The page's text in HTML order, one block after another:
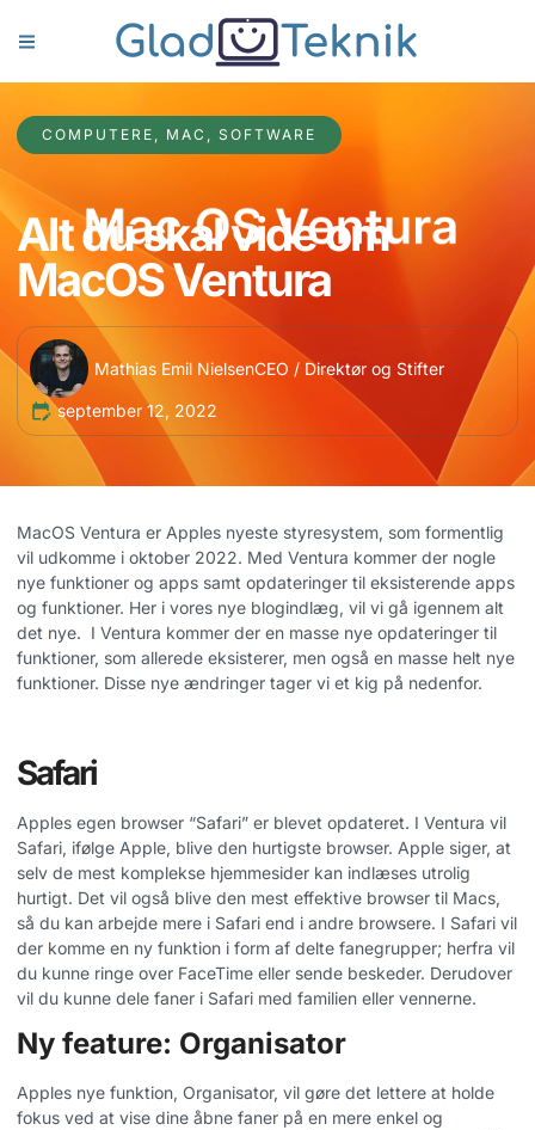
COMPUTERE , MAC , SOFTWARE
Alt du skal vide om
MacOS Ventura
Mathias Emil NielsenCEO / Direktør og Stifter
september 12, 2022
MacOS Ventura er Apples nyeste styresystem, som formentlig
vil udkomme i oktober 2022. Med Ventura kommer der nogle
nye funktioner og apps samt opdateringer til eksisterende apps
og funktioner. Her i vores nye blogindlæg, vil vi gå igennem alt
det nye. I Ventura kommer der en masse nye opdateringer til
funktioner, som allerede eksisterer, men også en masse helt nye
funktioner. Disse nye ændringer tager vi et kig på nedenfor.
Safari
Apples egen browser “Safari” er blevet opdateret. I Ventura vil
Safari, ifølge Apple, blive den hurtigste browser. Apple siger, at
selv de mest komplekse hjemmesider kan indlæses utrolig
hurtigt. Det vil også blive den mest effektive browser til Macs,
så du kan arbejde mere i Safari end i andre browsere. I Safari vil
der komme en ny funktion i form af delte fanegrupper; herfra vil
du kunne ringe over FaceTime eller sende beskeder. Derudover
vil du kunne dele faner i Safari med familien eller vennerne.
Ny feature: Organisator
Apples nye funktion, Organisator, vil gøre det lettere at holde
fokus ved at vise dine åbne faner på en mere enkel og